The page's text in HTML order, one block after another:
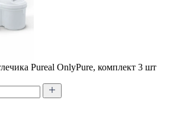
Pureal OnlyPure, комплект 3 шт